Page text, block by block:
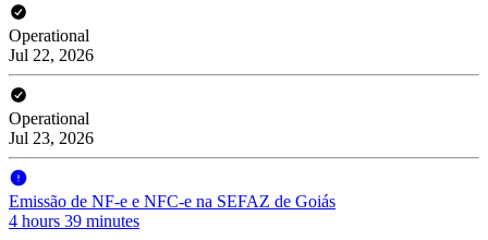
Operational
Jul 22, 2026
Operational
Jul 23, 2026
Emissão de NF-e e NFC-e na SEFAZ de Goiás
4 hours 39 minutes